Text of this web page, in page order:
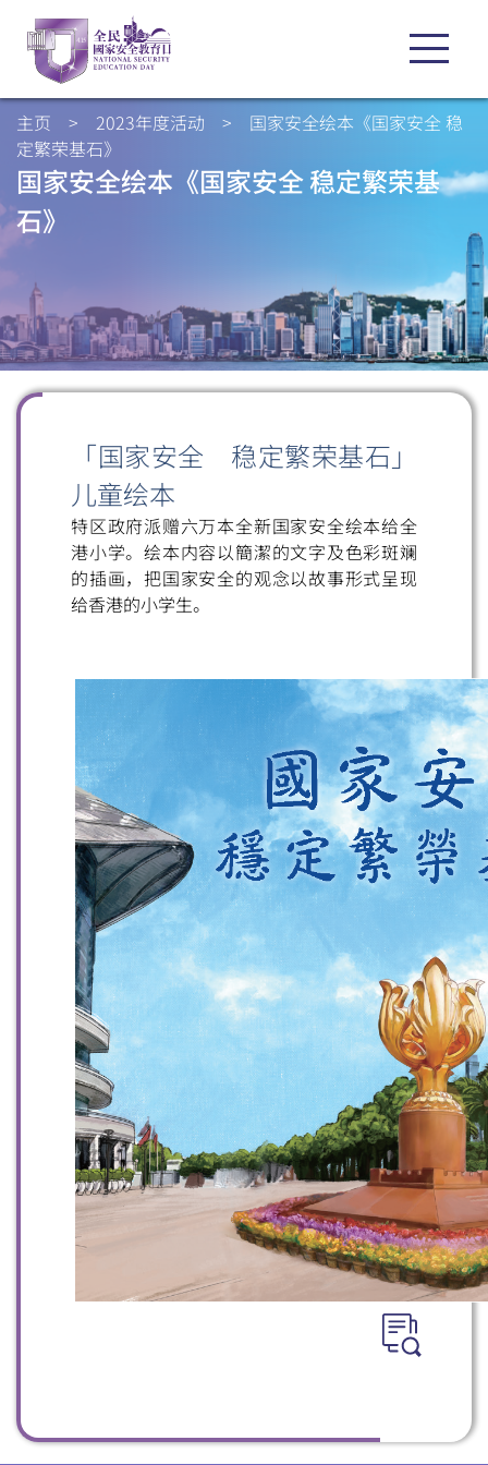
主页 > 2023年度活动 > 国家安全绘本《国家安全 稳
定繁荣基石》
国家安全绘本《国家安全 稳定繁荣基
石》
「国家安全 稳定繁荣基石」
儿童绘本
特区政府派赠六万本全新国家安全绘本给全
港小学。绘本内容以簡潔的文字及色彩斑斓
的插画，把国家安全的观念以故事形式呈现
给香港的小学生。
扫一扫关注我们的社交媒体，紧贴最新资讯！
微信 微博 小红书